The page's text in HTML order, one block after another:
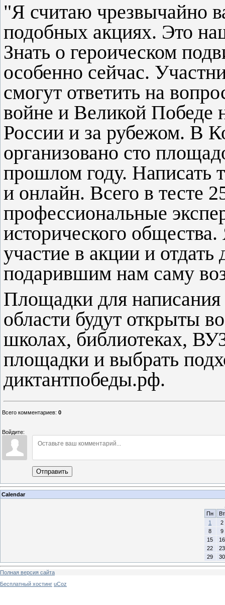
"Я считаю чрезвычайно
подобных акциях. Это
Знать о героическом
особенно сейчас.
смогут ответить на
войне и Великой Победе
России и за рубежом. В
организовано сто
прошлом году. Написать
и онлайн. Всего в тесте
профессиональные
исторического
участие в акции и
подарившим нам саму
Площадки для написания
области будут открыты
школах, библиотеках,
площадки и выбрать
диктантпобеды.рф.
Всего комментариев: 0
Войдите:
Отправить
Calendar
Пн
Вт
1
2
8
9
15
16
22
23
29
30
Полная версия сайта
Бесплатный хостинг uCoz